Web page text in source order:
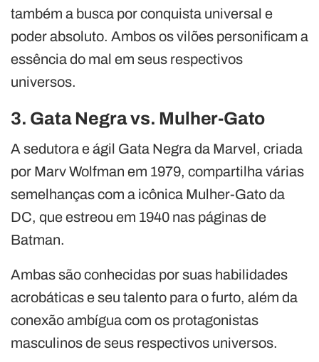
também a busca por conquista universal e
poder absoluto. Ambos os vilões personificam a
essência do mal em seus respectivos
universos.
3. Gata Negra vs. Mulher-Gato
A sedutora e ágil Gata Negra da Marvel, criada
por Marv Wolfman em 1979, compartilha várias
semelhanças com a icônica Mulher-Gato da
DC, que estreou em 1940 nas páginas de
Batman.
Ambas são conhecidas por suas habilidades
acrobáticas e seu talento para o furto, além da
conexão ambígua com os protagonistas
masculinos de seus respectivos universos.